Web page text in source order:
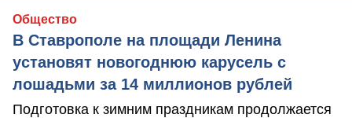
Общество
В Ставрополе на площади Ленина
установят новогоднюю карусель с
лошадьми за 14 миллионов рублей
Подготовка к зимним праздникам продолжается